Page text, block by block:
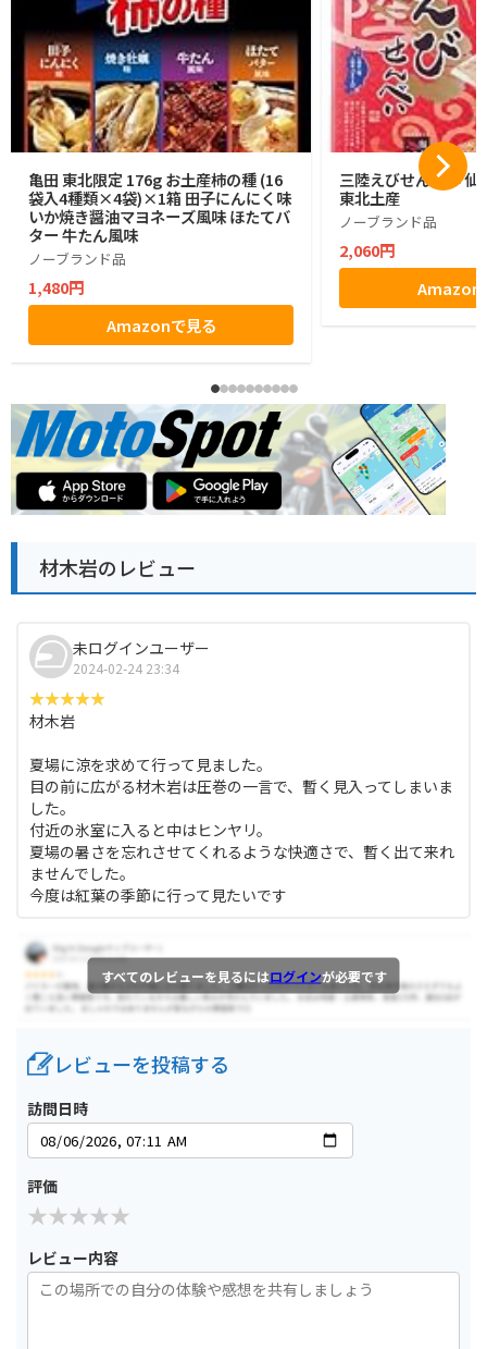
亀田 東北限定 176g お土産柿の種 (16
袋入4種類×4袋)×1箱 田子にんにく味
いか焼き醤油マヨネーズ風味 ほたてバ
ター 牛たん風味
ノーブランド品
1,480円
Amazonで見る
三陸えびせんべい 仙
東北土産
ノーブランド品
2,060円
Amazon
材木岩のレビュー
未ログインユーザー
2024-02-24 23:34
材木岩
夏場に涼を求めて行って見ました。
目の前に広がる材木岩は圧巻の一言で、暫く見入ってしまいま
した。
付近の氷室に入ると中はヒンヤリ。
夏場の暑さを忘れさせてくれるような快適さで、暫く出て来れ
ませんでした。
今度は紅葉の季節に行って見たいです
すべてのレビューを見るにはログインが必要です
レビューを投稿する
訪問日時
評価
レビュー内容